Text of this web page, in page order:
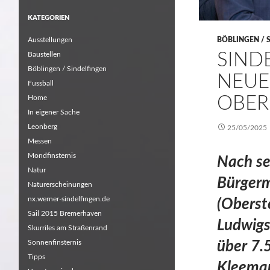
BÖBLINGEN /
25/05/2025
Nach
über
KATEGORIEN
Ausstellungen
Baustellen
Böblingen / Sindelfingen
Fussball
Home
In eigener Sache
Leonberg
Messen
Mondfinsternis
Natur
Naturerscheinungen
nx.werner-sindelfingen.de
Sail 2015 Bremerhaven
Skurriles am Straßenrand
Sonnenfinsternis
Tipps